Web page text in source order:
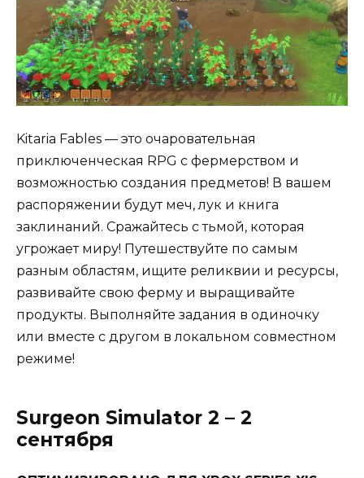
Kitaria Fables — это очаровательная
приключенческая RPG с фермерством и
возможностью создания предметов! В вашем
распоряжении будут меч, лук и книга
заклинаний. Сражайтесь с тьмой, которая
угрожает миру! Путешествуйте по самым
разным областям, ищите реликвии и ресурсы,
развивайте свою ферму и выращивайте
продукты. Выполняйте задания в одиночку
или вместе с другом в локальном совместном
режиме!
Surgeon Simulator 2 – 2
сентября